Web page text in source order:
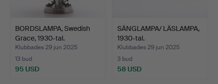
BORDSLAMPA, Swedish
Grace, 1930-tal.
Klubbades 29 jun 2025
13 bud
95 USD
SÄNGLAMPA/ LÄSLAMPA,
1930-tal.
Klubbades 29 jun 2025
3 bud
58 USD